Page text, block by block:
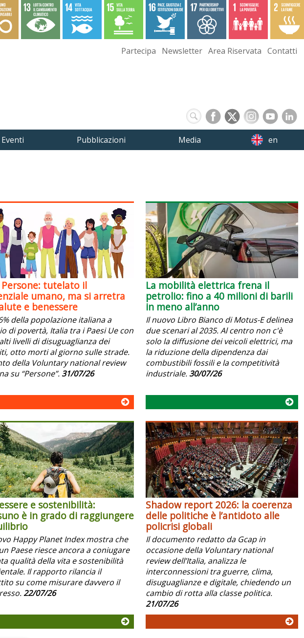
Partecipa Newsletter Area Riservata Contatti
Pubblicazioni Media en
Persone: tutelato il
umano, ma si arretra
e benessere
della popolazione italiana a
di povertà, Italia tra i Paesi Ue con
livelli di disuguaglianza dei
otto morti al giorno sulle strade.
della Voluntary national review
su “Persone”. 31/07/26
La mobilità elettrica frena il
petrolio: fino a 40 milioni di barili
in meno all’anno
Il nuovo Libro Bianco di Motus-E delinea
due scenari al 2035. Al centro non c'è
solo la diffusione dei veicoli elettrici, ma
la riduzione della dipendenza dai
combustibili fossili e la competitività
industriale. 30/07/26
e sostenibilità:
è in grado di raggiungere
Happy Planet Index mostra che
Paese riesce ancora a coniugare
qualità della vita e sostenibilità
Il rapporto rilancia il
su come misurare davvero il
22/07/26
Shadow report 2026: la coerenza
delle politiche è l’antidoto alle
policrisi globali
Il documento redatto da Gcap in
occasione della Voluntary national
review dell’Italia, analizza le
interconnessioni tra guerre, clima,
disuguaglianze e digitale, chiedendo un
cambio di rotta alla classe politica.
21/07/26